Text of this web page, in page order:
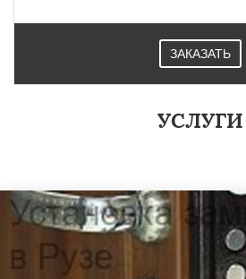
ЗАКАЗАТЬ
УСЛУГИ